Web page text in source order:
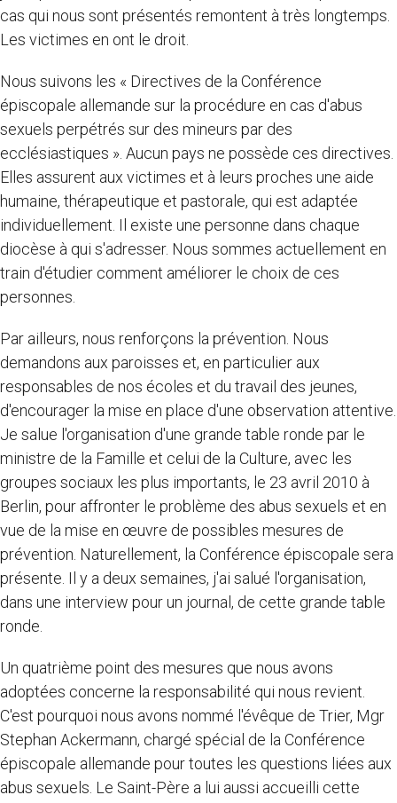
cas qui nous sont présentés remontent à très longtemps.
Les victimes en ont le droit.
Nous suivons les « Directives de la Conférence
épiscopale allemande sur la procédure en cas d'abus
sexuels perpétrés sur des mineurs par des
ecclésiastiques ». Aucun pays ne possède ces directives.
Elles assurent aux victimes et à leurs proches une aide
humaine, thérapeutique et pastorale, qui est adaptée
individuellement. Il existe une personne dans chaque
diocèse à qui s'adresser. Nous sommes actuellement en
train d'étudier comment améliorer le choix de ces
personnes.
Par ailleurs, nous renforçons la prévention. Nous
demandons aux paroisses et, en particulier aux
responsables de nos écoles et du travail des jeunes,
d'encourager la mise en place d'une observation attentive.
Je salue l'organisation d'une grande table ronde par le
ministre de la Famille et celui de la Culture, avec les
groupes sociaux les plus importants, le 23 avril 2010 à
Berlin, pour affronter le problème des abus sexuels et en
vue de la mise en œuvre de possibles mesures de
prévention. Naturellement, la Conférence épiscopale sera
présente. Il y a deux semaines, j'ai salué l'organisation,
dans une interview pour un journal, de cette grande table
ronde.
Un quatrième point des mesures que nous avons
adoptées concerne la responsabilité qui nous revient.
C'est pourquoi nous avons nommé l'évêque de Trier, Mgr
Stephan Ackermann, chargé spécial de la Conférence
épiscopale allemande pour toutes les questions liées aux
abus sexuels. Le Saint-Père a lui aussi accueilli cette